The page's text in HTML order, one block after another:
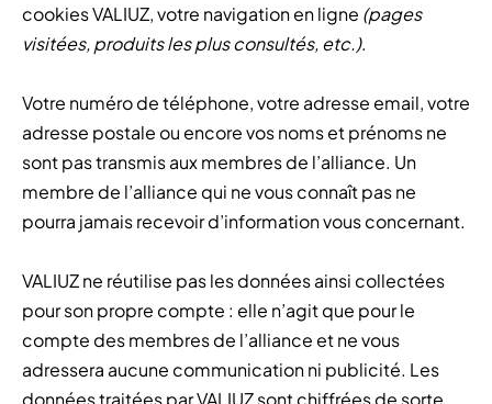
cookies VALIUZ, votre navigation en ligne (pages
visitées, produits les plus consultés, etc.).
Votre numéro de téléphone, votre adresse email, votre
adresse postale ou encore vos noms et prénoms ne
sont pas transmis aux membres de l’alliance. Un
membre de l’alliance qui ne vous connaît pas ne
pourra jamais recevoir d’information vous concernant.
VALIUZ ne réutilise pas les données ainsi collectées
pour son propre compte : elle n’agit que pour le
compte des membres de l’alliance et ne vous
adressera aucune communication ni publicité. Les
données traitées par VALIUZ sont chiffrées de sorte